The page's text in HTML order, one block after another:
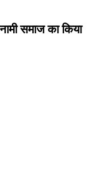
समाज का किया